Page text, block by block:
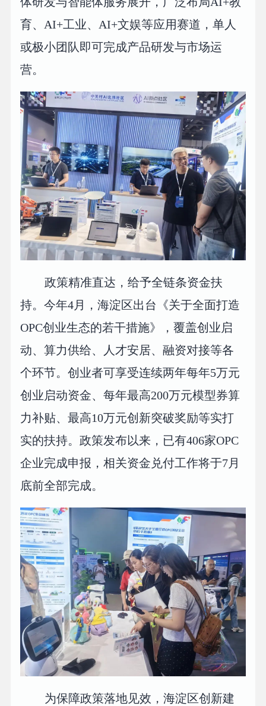
育、AI+工业、AI+文娱等应用赛道，单人
或极小团队即可完成产品研发与市场运
营。
政策精准直达，给予全链条资金扶
持。今年4月，海淀区出台《关于全面打造
OPC创业生态的若干措施》，覆盖创业启
动、算力供给、人才安居、融资对接等各
个环节。创业者可享受连续两年每年5万元
创业启动资金、每年最高200万元模型券算
力补贴、最高10万元创新突破奖励等实打
实的扶持。政策发布以来，已有406家OPC
企业完成申报，相关资金兑付工作将于7月
底前全部完成。
为保障政策落地见效，海淀区创新建